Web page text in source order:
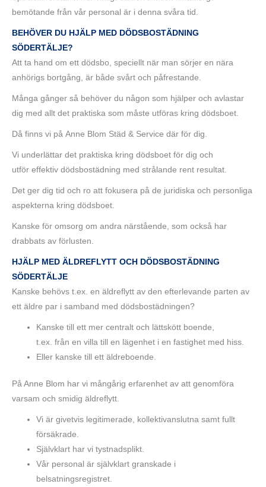
bemötande från vår personal är i denna svåra tid.
BEHÖVER DU HJÄLP MED DÖDSBOSTÄDNING
SÖDERTÄLJE?
Att ta hand om ett dödsbo, speciellt när man sörjer en nära
anhörigs bortgång, är både svårt och påfrestande.
Många gånger så behöver du någon som hjälper och avlastar
dig med allt det praktiska som måste utföras kring dödsboet.
Då finns vi på Anne Blom Städ & Service där för dig.
Vi underlättar det praktiska kring dödsboet för dig och
utför effektiv dödsbostädning med strålande rent resultat.
Det ger dig tid och ro att fokusera på de juridiska och personliga
aspekterna kring dödsboet.
Kanske för omsorg om andra närstående, som också har
drabbats av förlusten.
HJÄLP MED ÄLDREFLYTT OCH DÖDSBOSTÄDNING
SÖDERTÄLJE
Kanske behövs t.ex. en äldreflytt av den efterlevande parten av
ett äldre par i samband med dödsbostädningen?
Kanske till ett mer centralt och lättskött boende,
t.ex. från en villa till en lägenhet i en fastighet med hiss.
Eller kanske till ett äldreboende.
På Anne Blom har vi mångårig erfarenhet av att genomföra
varsam och smidig äldreflytt.
Vi är givetvis legitimerade, kollektivanslutna samt fullt
försäkrade.
Självklart har vi tystnadsplikt.
Vår personal är självklart granskade i
belsatningsregistret.